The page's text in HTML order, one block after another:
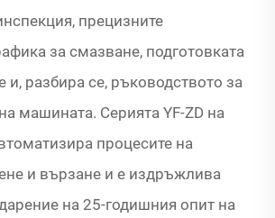
прецизните
за смазване, подготовката
и, разбира се, ръководството за
машината. Серията YF-ZD на
процесите на
и вързане и е издръжлива
на 25-годишния опит на